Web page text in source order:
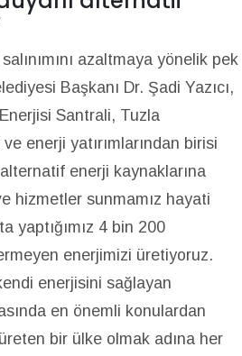
azaltmaya yönelik pek
Başkanı Dr. Şadi Yazıcı,
Santrali, Tuzla
enerji yatırımlarından birisi
enerji kaynaklarına
hizmetler sunmamız hayati
yaptığımız 4 bin 200
enerjimizi üretiyoruz.
enerjisini sağlayan
en önemli konulardan
bir ülke olmak adına her